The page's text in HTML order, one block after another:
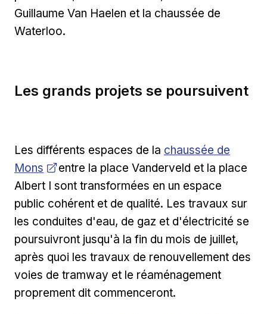
Guillaume Van Haelen et la chaussée de
Waterloo.
Les grands projets se poursuivent
Les différents espaces de la Ouvrir dans une
chaussée de
Mons
entre la place Vanderveld et la place
Albert I sont transformées en un espace
public cohérent et de qualité. Les travaux sur
les conduites d'eau, de gaz et d'électricité se
poursuivront jusqu'à la fin du mois de juillet,
après quoi les travaux de renouvellement des
voies de tramway et le réaménagement
proprement dit commenceront.